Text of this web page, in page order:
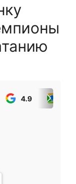
4.9